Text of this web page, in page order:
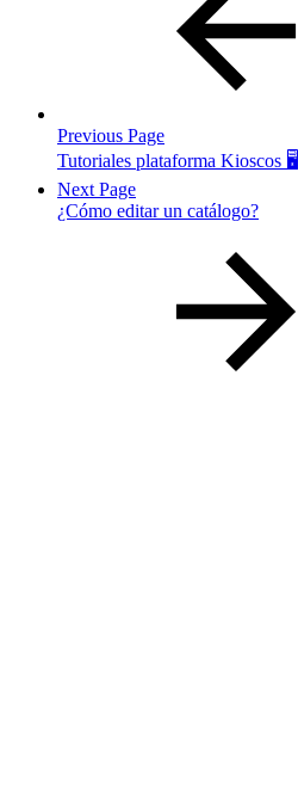
Previous Page
Tutoriales plataforma Kioscos 🖥️
Next Page
¿Cómo editar un catálogo?